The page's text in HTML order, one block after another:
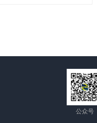
公众号